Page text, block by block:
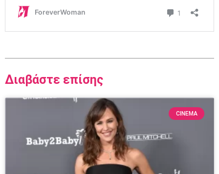
Διαβάστε επίσης
CINEMA